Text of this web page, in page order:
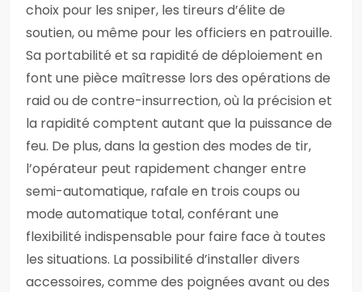
choix pour les sniper, les tireurs d’élite de
soutien, ou même pour les officiers en patrouille.
Sa portabilité et sa rapidité de déploiement en
font une pièce maîtresse lors des opérations de
raid ou de contre-insurrection, où la précision et
la rapidité comptent autant que la puissance de
feu. De plus, dans la gestion des modes de tir,
l’opérateur peut rapidement changer entre
semi-automatique, rafale en trois coups ou
mode automatique total, conférant une
flexibilité indispensable pour faire face à toutes
les situations. La possibilité d’installer divers
accessoires, comme des poignées avant ou des